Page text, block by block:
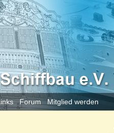
Forum Mitglied werden